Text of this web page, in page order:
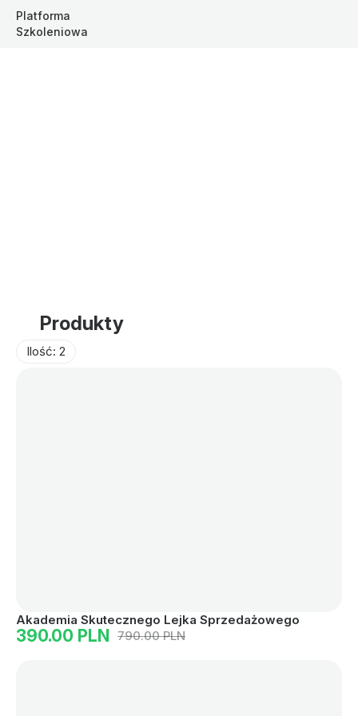
Platforma
Szkoleniowa
Produkty
Ilość: 2
Akademia Skutecznego Lejka Sprzedażowego
390.00 PLN 790.00 PLN